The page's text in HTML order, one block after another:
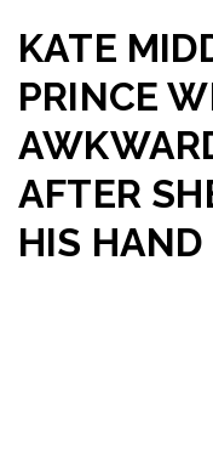
KATE
PRINCE
AFTER
HIS